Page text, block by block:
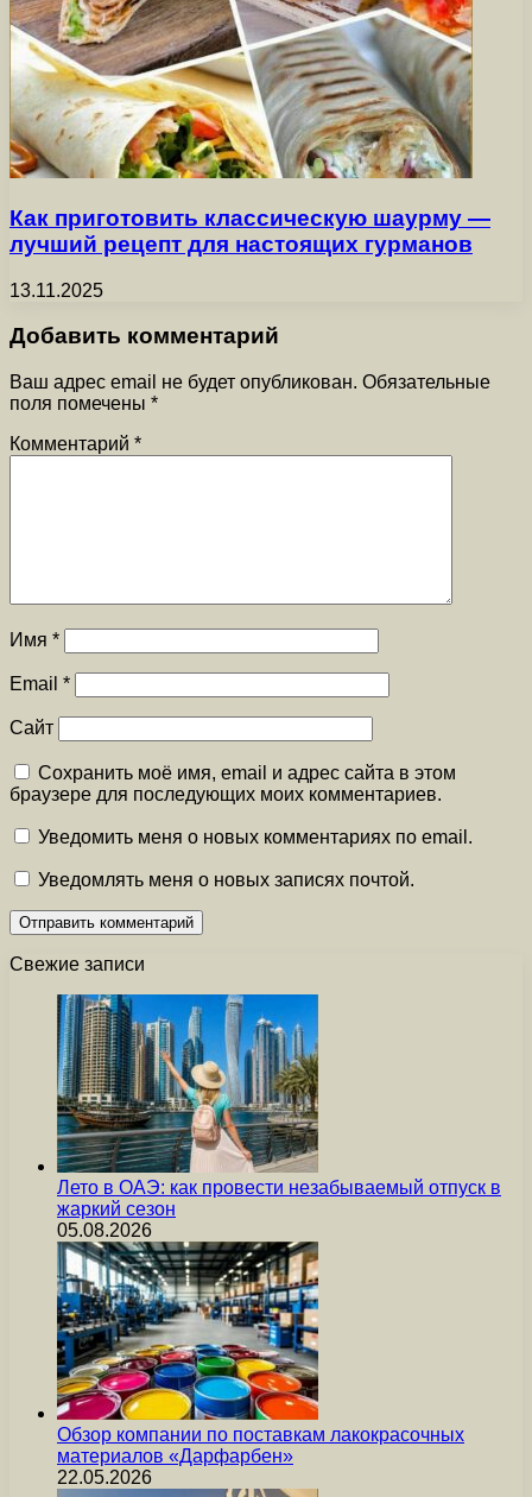
Как приготовить классическую шаурму —
лучший рецепт для настоящих гурманов
13.11.2025
Добавить комментарий
Ваш адрес email не будет опубликован. Обязательные
поля помечены *
Комментарий *
Имя *
Email *
Сайт
Сохранить моё имя, email и адрес сайта в этом
браузере для последующих моих комментариев.
Уведомить меня о новых комментариях по email.
Уведомлять меня о новых записях почтой.
Свежие записи
Лето в ОАЭ: как провести незабываемый отпуск в
жаркий сезон
05.08.2026
Обзор компании по поставкам лакокрасочных
материалов «Дарфарбен»
22.05.2026